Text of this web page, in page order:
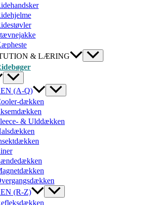
& LÆRING
(A-Q)
dækken
& Ulddækken
(R-Z)